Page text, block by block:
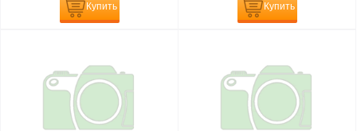
Купить Купить